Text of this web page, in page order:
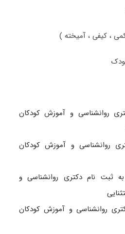
، کیفی ، آمیخته )
روانشناسی و آموزش کودکان
روانشناسی و آموزش کودکان
ثبت نام دکتری روانشناسی و
روانشناسی و آموزش کودکان